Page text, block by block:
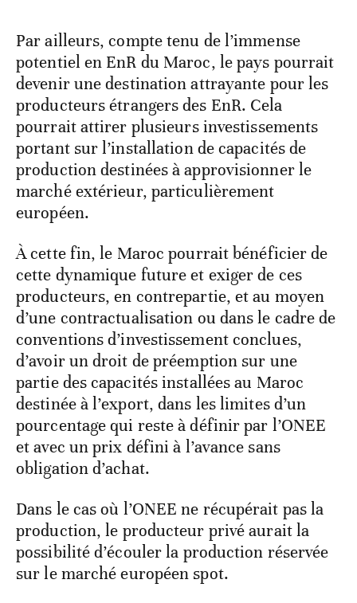
Par ailleurs, compte tenu de l’immense
potentiel en EnR du Maroc, le pays pourrait
devenir une destination attrayante pour les
producteurs étrangers des EnR. Cela
pourrait attirer plusieurs investissements
portant sur l’installation de capacités de
production destinées à approvisionner le
marché extérieur, particulièrement
européen.
À cette fin, le Maroc pourrait bénéficier de
cette dynamique future et exiger de ces
producteurs, en contrepartie, et au moyen
d’une contractualisation ou dans le cadre de
conventions d’investissement conclues,
d’avoir un droit de préemption sur une
partie des capacités installées au Maroc
destinée à l’export, dans les limites d’un
pourcentage qui reste à définir par l’ONEE
et avec un prix défini à l’avance sans
obligation d’achat.
Dans le cas où l’ONEE ne récupérait pas la
production, le producteur privé aurait la
possibilité d’écouler la production réservée
sur le marché européen spot.